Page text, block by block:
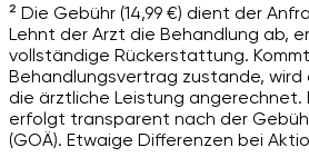
² Die Gebühr (14,99 €) dient der
Lehnt der Arzt die Behandlung ab,
vollständige Rückerstattung.
Behandlungsvertrag zustande, wird
die ärztliche Leistung angerechnet.
erfolgt transparent nach der
(GOÄ). Etwaige Differenzen bei